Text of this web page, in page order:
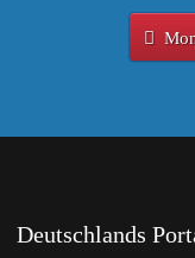
Deutschlands